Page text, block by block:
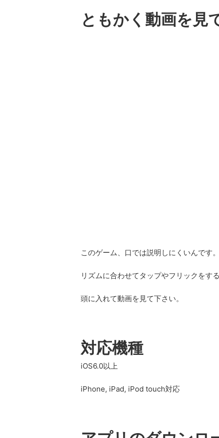
ともかく動画を見
このゲーム、口では説明しにくいんです。
リズムに合わせてタップやフリックをす
頭に入れて動画を見て下さい。
対応機種
iOS6.0以上
iPhone, iPad, iPod touch対応